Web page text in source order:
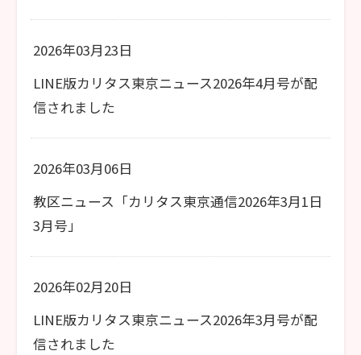
2026年03月23日
LINE版カリタス東京ニュース2026年4月号が配
信されました
2026年03月06日
教区ニュース「カリタス東京通信2026年3月1日
3月号」
2026年02月20日
LINE版カリタス東京ニュース2026年3月号が配
信されました